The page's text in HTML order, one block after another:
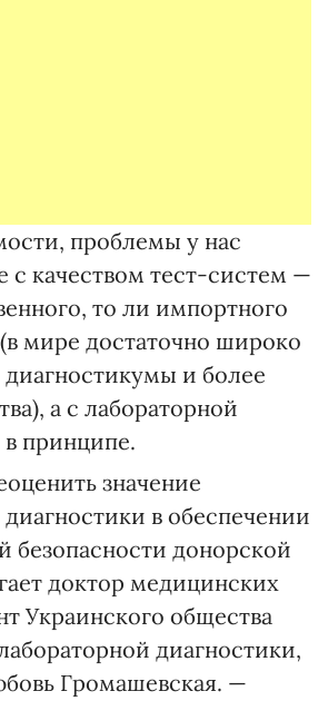
проблемы у нас
с качеством тест-систем —
то ли импортного
мире достаточно широко
и более
а с лабораторной
принципе.
значение
в обеспечении
безопасности донорской
доктор медицинских
Украинского общества
диагностики,
Громашевская. —